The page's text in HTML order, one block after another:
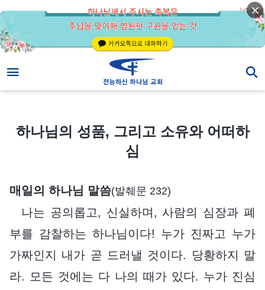
하나님의 성품, 그리고 소유와 어떠하심
하나님의 성품, 그리고 소유와 어떠하
심
매일의 하나님 말씀(발췌문 232)
나는 공의롭고, 신실하며, 사람의 심장과 폐
부를 감찰하는 하나님이다! 누가 진짜고 누가
가짜인지 내가 곧 드러낼 것이다. 당황하지 말
라. 모든 것에는 다 나의 때가 있다. 누가 진심